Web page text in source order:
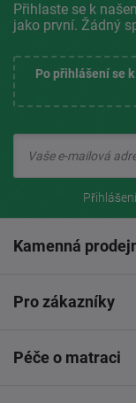
Přihlaste se k
jako první. Žádný
Po přihlášení se
Kamenná
Pro zákazníky
Péče o matraci